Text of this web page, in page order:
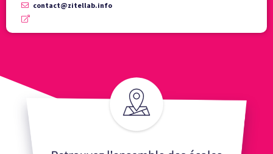
contact@zitellab.info